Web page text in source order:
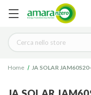
Cerca
Home JA SOLAR